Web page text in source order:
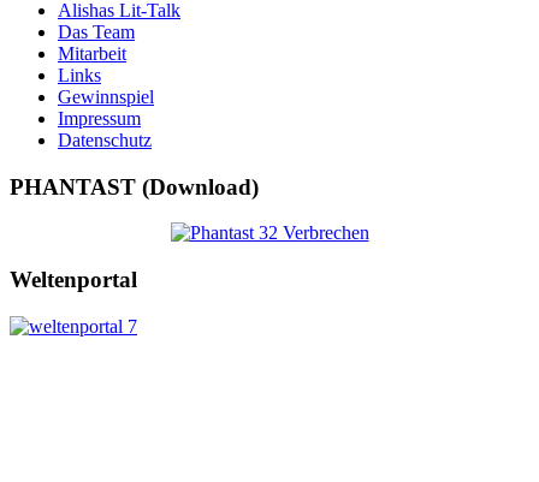
Alishas Lit-Talk
Das Team
Mitarbeit
Links
Gewinnspiel
Impressum
Datenschutz
PHANTAST (Download)
Weltenportal